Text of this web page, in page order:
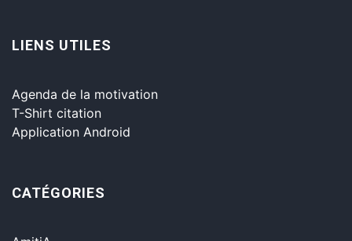
LIENS UTILES
Agenda de la motivation
T-Shirt citation
Application Android
CATÉGORIES